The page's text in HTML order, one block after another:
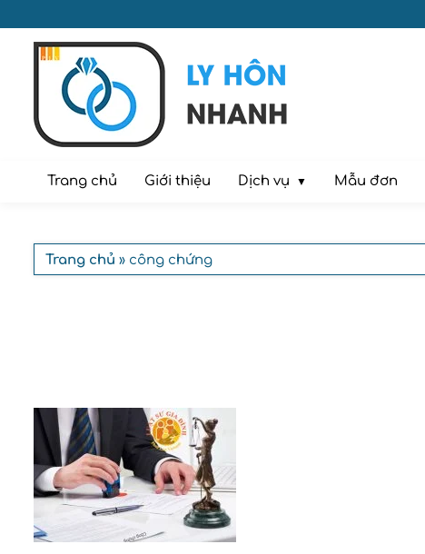
Trang chủ Giới thiệu Dịch vụ Mẫu đơn
Trang chủ » công chứng